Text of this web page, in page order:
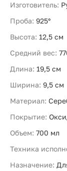
Изготовитель:
Проба: 925°
Высота: 12,5 см
Средний вес:
Длина: 19,5 см
Ширина: 9,5 см
Материал:
Покрытие:
Объем: 700 мл
Техника
Назначение: